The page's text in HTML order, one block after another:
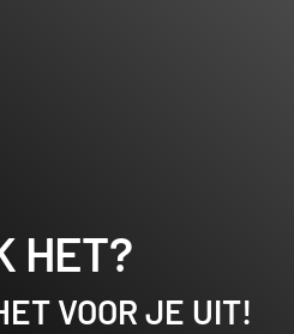
HET?
VOOR JE UIT!